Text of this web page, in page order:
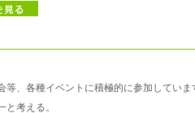
、各種イベントに積極的に参加していま
考える。